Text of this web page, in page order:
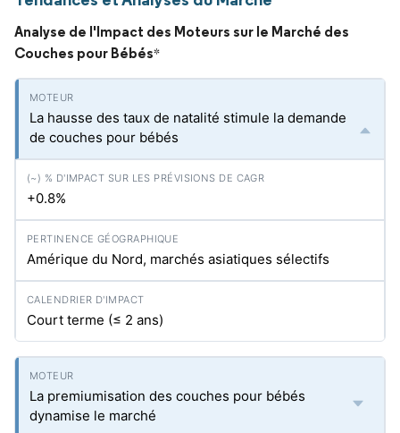
Analyse de l'Impact des Moteurs sur le Marché des
Couches pour Bébés*
La hausse des taux de natalité stimule la demande
de couches pour bébés
+0.8%
Amérique du Nord, marchés asiatiques sélectifs
Court terme (≤ 2 ans)
La premiumisation des couches pour bébés
dynamise le marché